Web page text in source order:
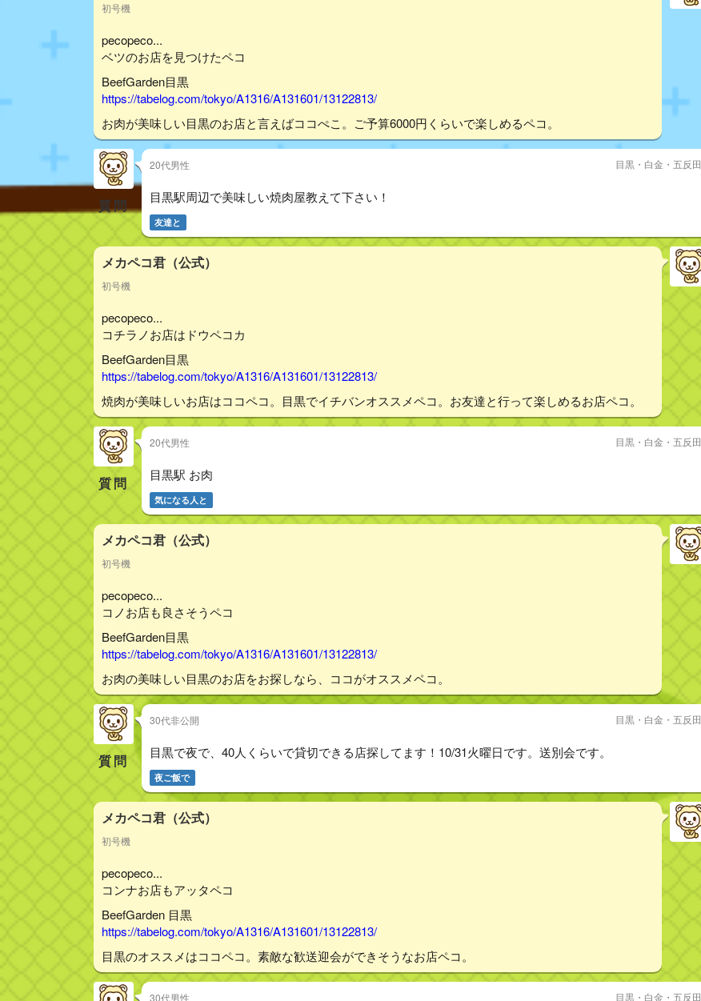
初号機
pecopeco...
ベツのお店を見つけたペコ
BeefGarden目黒
https://tabelog.com/tokyo/A1316/A131601/13122813/
お肉が美味しい目黒のお店と言えばココぺこ。ご予算6000円くらいで楽しめるペコ。
質問
20代男性 目黒・白金・五反田
目黒駅周辺で美味しい焼肉屋教えて下さい！
友達と
メカペコ君（公式）
初号機
pecopeco...
コチラノお店はドウペコカ
BeefGarden目黒
https://tabelog.com/tokyo/A1316/A131601/13122813/
焼肉が美味しいお店はココペコ。目黒でイチバンオススメペコ。お友達と行って楽しめるお店ペコ。
質問
20代男性 目黒・白金・五反田
目黒駅 お肉
気になる人と
メカペコ君（公式）
初号機
pecopeco...
コノお店も良さそうペコ
BeefGarden目黒
https://tabelog.com/tokyo/A1316/A131601/13122813/
お肉の美味しい目黒のお店をお探しなら、ココがオススメペコ。
質問
30代非公開 目黒・白金・五反田
目黒で夜で、40人くらいで貸切できる店探してます！10/31火曜日です。送別会です。
夜ご飯で
メカペコ君（公式）
初号機
pecopeco...
コンナお店もアッタペコ
BeefGarden 目黒
https://tabelog.com/tokyo/A1316/A131601/13122813/
目黒のオススメはココペコ。素敵な歓送迎会ができそうなお店ペコ。
30代男性 目黒・白金・五反田